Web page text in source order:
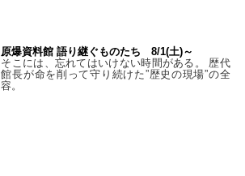
原爆資料館 語り継ぐものたち 8/1(土)～
そこには、忘れてはいけない時間がある。 歴代
館長が命を削って守り続けた”歴史の現場”の全
容。